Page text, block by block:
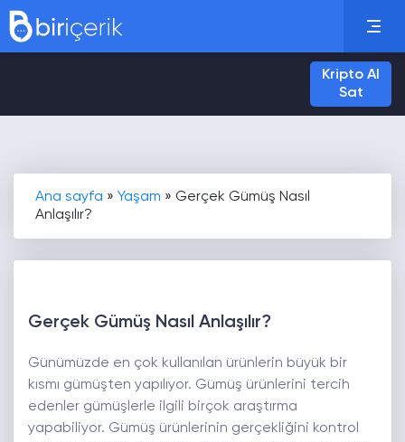
Kripto Al
Sat
Ana sayfa » Yaşam » Gerçek Gümüş Nasıl
Anlaşılır?
Gerçek Gümüş Nasıl Anlaşılır?
Günümüzde en çok kullanılan ürünlerin büyük bir
kısmı gümüşten yapılıyor. Gümüş ürünlerini tercih
edenler gümüşlerle ilgili birçok araştırma
yapabiliyor. Gümüş ürünlerinin gerçekliğini kontrol